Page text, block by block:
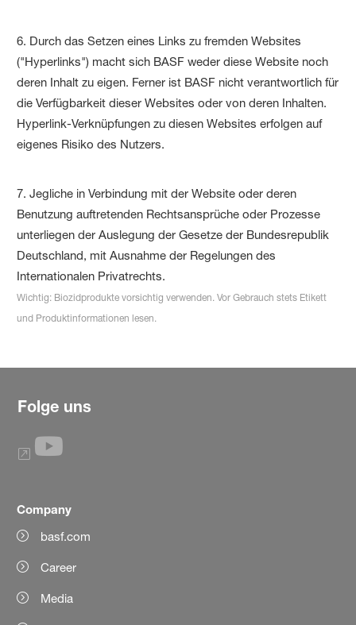
6. Durch das Setzen eines Links zu fremden Websites
("Hyperlinks") macht sich BASF weder diese Website noch
deren Inhalt zu eigen. Ferner ist BASF nicht verantwortlich für
die Verfügbarkeit dieser Websites oder von deren Inhalten.
Hyperlink-Verknüpfungen zu diesen Websites erfolgen auf
eigenes Risiko des Nutzers.
7. Jegliche in Verbindung mit der Website oder deren
Benutzung auftretenden Rechtsansprüche oder Prozesse
unterliegen der Auslegung der Gesetze der Bundesrepublik
Deutschland, mit Ausnahme der Regelungen des
Internationalen Privatrechts.
Wichtig: Biozidprodukte vorsichtig verwenden. Vor Gebrauch stets Etikett
und Produktinformationen lesen.
Folge uns
Company
basf.com
Career
Media